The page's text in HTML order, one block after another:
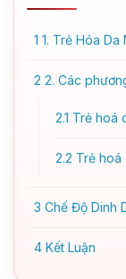
1 1. Trẻ Hóa Da
2 2. Các
2.1 Trẻ hoá
2.2 Trẻ hoá
3 Chế Độ Dinh
4 Kết Luận